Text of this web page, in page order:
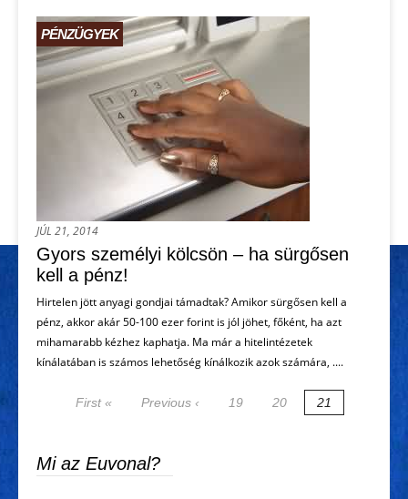
PÉNZÜGYEK
JÚL 21, 2014
Gyors személyi kölcsön – ha sürgősen
kell a pénz!
Hirtelen jött anyagi gondjai támadtak? Amikor sürgősen kell a
pénz, akkor akár 50-100 ezer forint is jól jöhet, főként, ha azt
mihamarabb kézhez kaphatja. Ma már a hitelintézetek
kínálatában is számos lehetőség kínálkozik azok számára, ....
First « Previous ‹ 19 20 21
Mi az Euvonal?